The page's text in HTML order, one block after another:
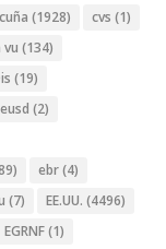
cuña (1928) cvs (1)
vu (134)
(19)
(2)
ebr(4)
(7) EE.UU. (4496)
EGRNF(1)